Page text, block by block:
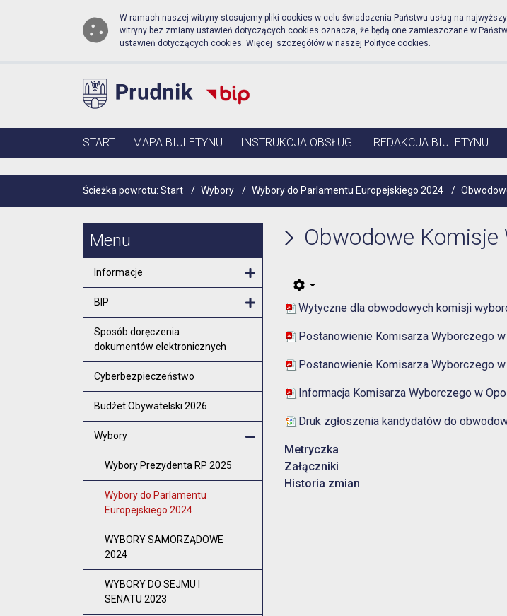
Biuletyn Informacji Publicznej Urząd
Przejdź do menu głównego
Przejdź do głównej zawartościW ramach naszej witryny stosujemy pliki cookies w celu świadczenia Państwu usług na
witryny bez zmiany ustawień dotyczących cookies oznacza, że będą one zamieszczane w
ustawień dotyczących cookies. Więcej szczegółów w naszej Polityce cookies.
Menu główne
START MAPA BIULETYNU INSTRUKCJA OBSŁUGI REDAKCJA BIULETYNU
Ścieżka powrotu: Start / Wybory / Wybory do Parlamentu Europejskiego 2024 /
Menu
Informacje
BIP
Sposób doręczenia
dokumentów elektronicznych
Cyberbezpieczeństwo
Budżet Obywatelski 2026
Wybory
Zamknij menu
Wybory Prezydenta RP 2025
Wybory do Parlamentu
Europejskiego 2024
WYBORY SAMORZĄDOWE
2024
WYBORY DO SEJMU I
SENATU 2023
Obwodowe Komisje
Wytyczne dla obwodowych komisji
Postanowienie Komisarza Wyborczego
Postanowienie Komisarza Wyborczego
Informacja Komisarza Wyborczego w
Druk zgłoszenia kandydatów do
Metryczka
Załączniki
Historia zmian